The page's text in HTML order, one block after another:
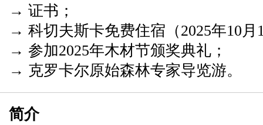
→ 证书；
→ 科切夫斯卡免费住宿（2025年10月
→ 参加2025年木材节颁奖典礼；
→ 克罗卡尔原始森林专家导览游。
简介